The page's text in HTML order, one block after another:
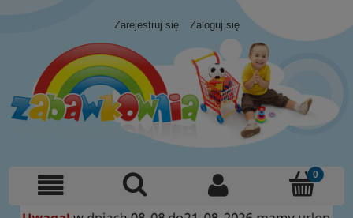
Zarejestruj się Zaloguj się